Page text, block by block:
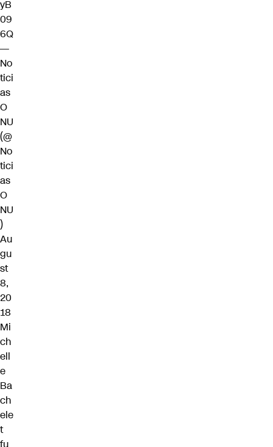
yB
09
6Q
—
No
tici
as
O
NU
(@
No
tici
as
O
NU
)
Au
gu
st
8,
20
18
Mi
ch
ell
e
Ba
ch
ele
t